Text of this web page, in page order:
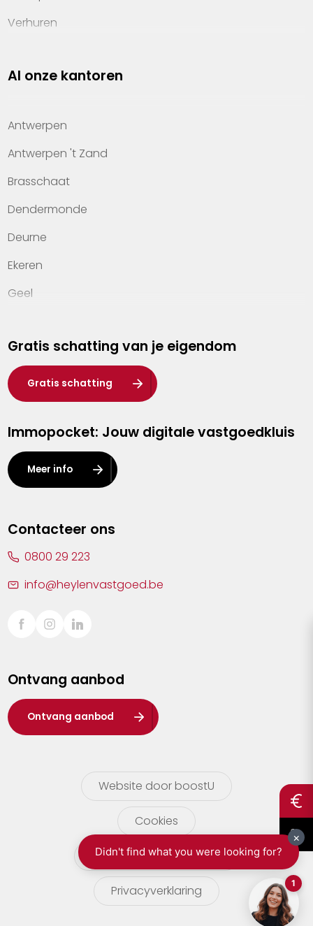
Verhuren
Property management
Kennis van wonen
Kantoren
Veelgestelde vragen
Werken bij Heylen Vastgoed
Contact
Al onze kantoren
Antwerpen
Antwerpen 't Zand
Brasschaat
Dendermonde
Deurne
Ekeren
Geel
Hasselt
Heist-op-den-Berg
Herentals
Kalmthout
Leuven
Lier
Sint-Truiden
Waasland
Wuustwezel
Zoersel
Gratis schatting van je eigendom
Gratis schatting
Immopocket: Jouw digitale vastgoedkluis
Meer info
Contacteer ons
0800 29 223
info@heylenvastgoed.be
Ontvang aanbod
Ontvang aanbod
Website door boostU
Cookies
gebruikersvoorwaarden
Privacyverklaring